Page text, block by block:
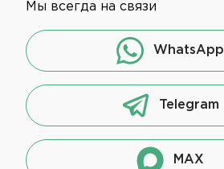
Мы всегда на связи
WhatsApp
Telegram
MAX